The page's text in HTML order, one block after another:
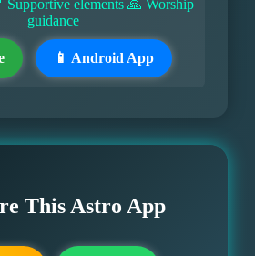
Supportive elements 🙏 Worship
guidance
📱 Android App
This Astro App